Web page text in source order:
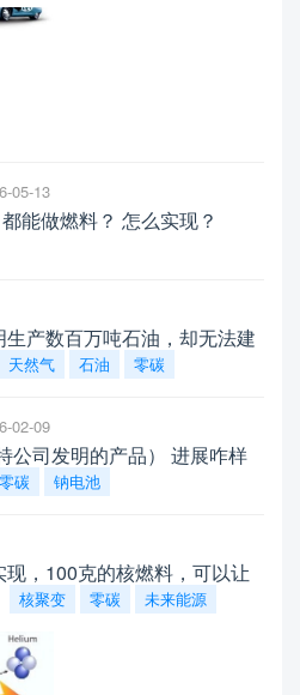
05-13
能做燃料？ 怎么实现？
产数百万吨石油，却无法建
天然气 石油 零碳
02-09
公司发明的产品） 进展咋样
零碳 钠电池
，100克的核燃料，可以让
核聚变 零碳 未来能源